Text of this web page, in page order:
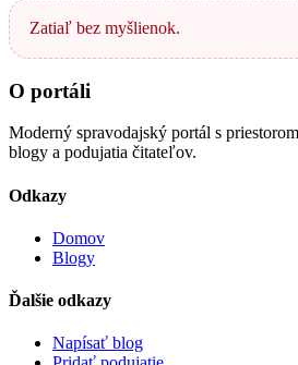
Zatiaľ bez myšlienok.
O portáli
Moderný spravodajský portál s
blogy a podujatia čitateľov.
Odkazy
Domov
Blogy
Ďalšie odkazy
Napísať blog